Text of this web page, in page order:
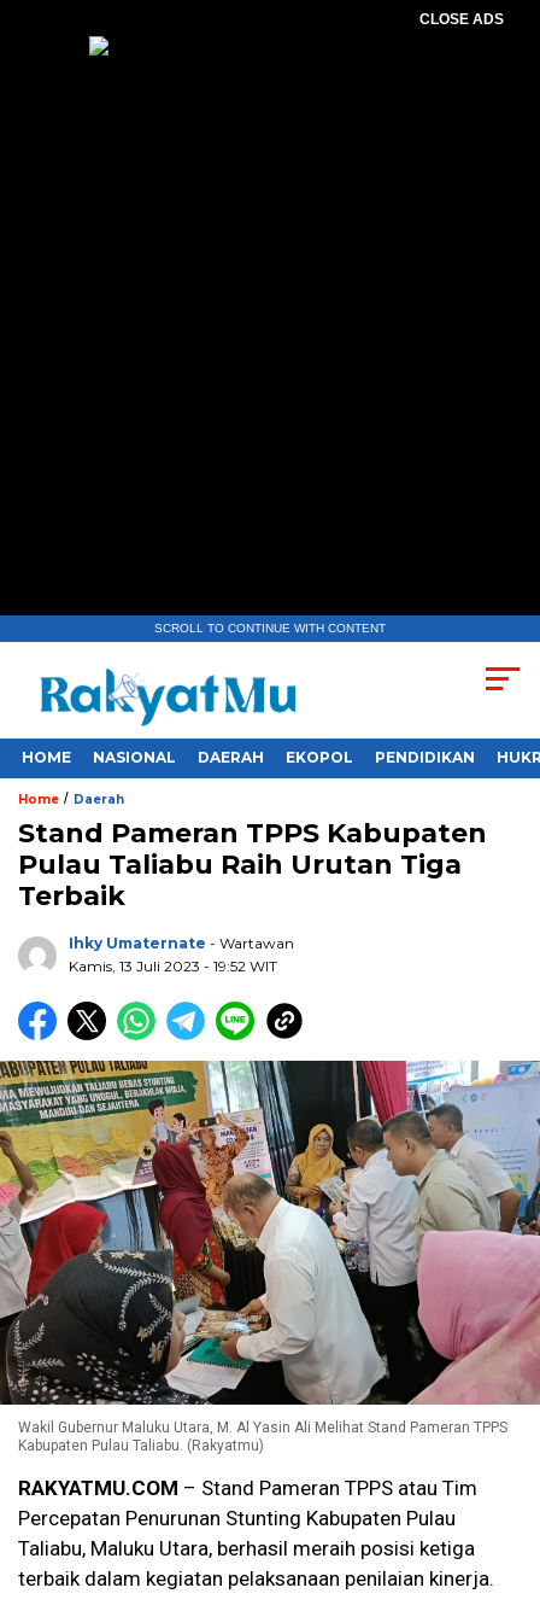
CLOSE ADS
SCROLL TO CONTINUE WITH CONTENT
HOME NASIONAL DAERAH EKOPOL PENDIDIKAN
Home / Daerah
Stand Pameran TPPS Kabupaten
Pulau Taliabu Raih Urutan Tiga
Terbaik
Ihky Umaternate - Wartawan
Kamis, 13 Juli 2023 - 19:52 WIT
Wakil Gubernur Maluku Utara, M. Al Yasin Ali Melihat Stand Pameran TPPS
Kabupaten Pulau Taliabu. (Rakyatmu)
RAKYATMU.COM – Stand Pameran TPPS atau Tim
Percepatan Penurunan Stunting Kabupaten Pulau
Taliabu, Maluku Utara, berhasil meraih posisi ketiga
terbaik dalam kegiatan pelaksanaan penilaian kinerja.